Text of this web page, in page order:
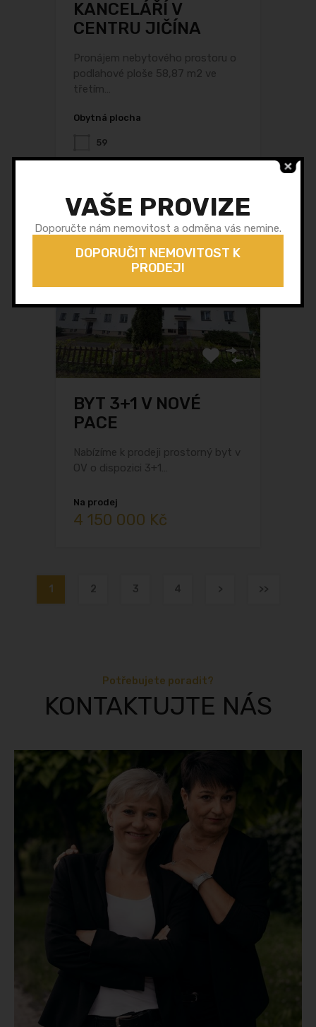
KANCELÁŘÍ V
CENTRU JIČÍNA
Pronájem nebytového prostoru o
podlahové ploše 58,87 m2 ve
třetím…
Obytná plocha
59
20 000 Kč měsíčně
BYT 3+1 V NOVÉ
PACE
Nabízíme k prodeji prostorný byt v
OV o dispozici 3+1…
Na prodej
4 150 000 Kč
1 2 3 4 > >>
Potřebujete poradit?
KONTAKTUJTE NÁS
VAŠE PROVIZE
Doporučte nám nemovitost a odměna vás nemine.
DOPORUČIT NEMOVITOST K
PRODEJI